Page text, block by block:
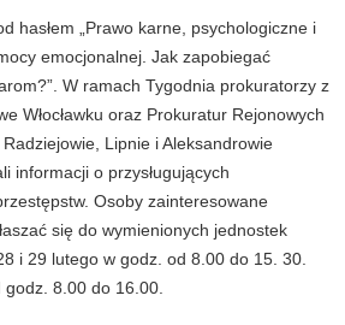
hasłem „Prawo karne, psychologiczne i
emocjonalnej. Jak zapobiegać
W ramach Tygodnia prokuratorzy z
Włocławku oraz Prokuratur Rejonowych
Radziejowie, Lipnie i Aleksandrowie
informacji o przysługujących
Osoby zainteresowane
się do wymienionych jednostek
i 29 lutego w godz. od 8.00 do 15. 30.
8.00 do 16.00.